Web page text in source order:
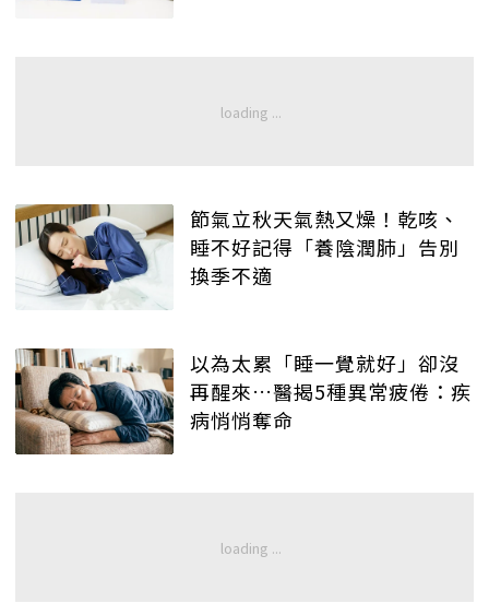
節氣立秋天氣熱又燥！乾咳、
睡不好記得「養陰潤肺」告別
換季不適
以為太累「睡一覺就好」卻沒
再醒來…醫揭5種異常疲倦：疾
病悄悄奪命